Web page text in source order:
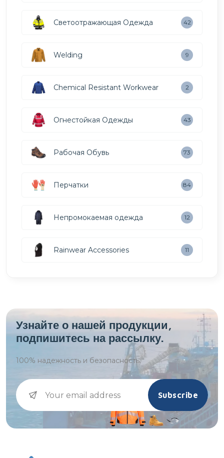
Светоотражающая Одежда 42
Welding 9
Chemical Resistant Workwear 2
Огнестойкая Одежды 43
Рабочая Обувь 73
Перчатки 84
Непромокаемая одежда 12
Rainwear Accessories 11
Узнайте о нашей продукции,
подпишитесь на рассылку.
100% надежность и безопасность.
Subscribe